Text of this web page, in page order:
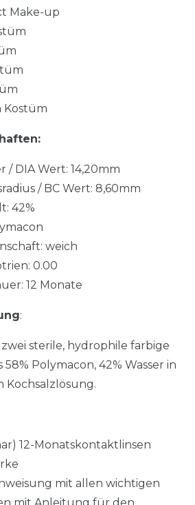
Make-up
Kostüm
/ DIA Wert: 14,20mm
/ BC Wert: 8,60mm
42%
weich
0.00
12 Monate
:
sterile, hydrophile farbige
Polymacon, 42% Wasser in
12-Monatskontaktlinsen
mit allen wichtigen